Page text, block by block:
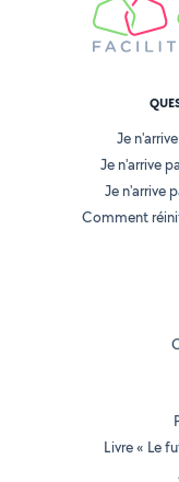
Je
Je n'arrive
Je n'arrive
Comment
Livre « Le